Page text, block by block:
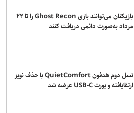
بازیکنان می‌توانند بازی Ghost Recon را تا ۲۲
مرداد به‌صورت دائمی دریافت کنند
نسل دوم هدفون QuietComfort با حذف نویز
ارتقایافته و پورت USB-C عرضه شد